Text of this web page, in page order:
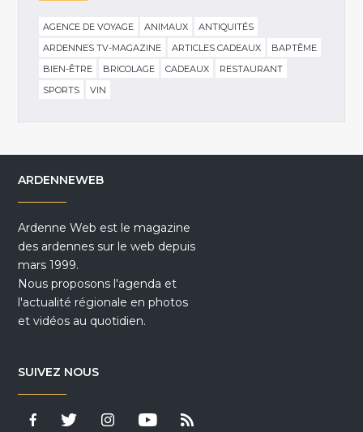
AGENCE DE VOYAGE ANIMAUX
ANTIQUITÉS
ARDENNES TV-MAGAZINE
ARTICLES CADEAUX
BAPTÊME
BIEN-ÊTRE
BRICOLAGE CADEAUX
RESTAURANT
SPORTS
VIN
ARDENNEWEB
Ardenne Web est le magazine
des ardennes sur le web depuis
mars 1999.
Nous proposons l'agenda et
l'actualité régionale en photos
et vidéos au quotidien.
SUIVEZ NOUS